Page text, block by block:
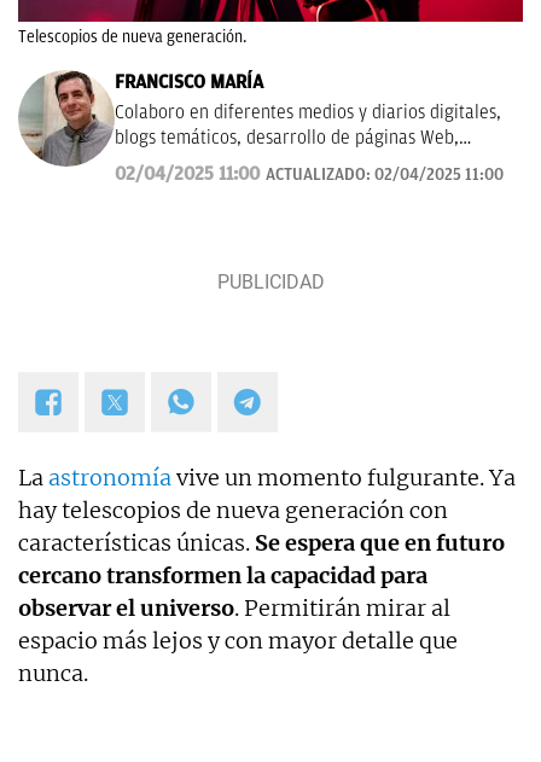
Telescopios de nueva generación.
FRANCISCO MARÍA
Colaboro en diferentes medios y diarios digitales,
blogs temáticos, desarrollo de páginas Web,
redacción de guías y manuales didácticos, textos
promocionales, campañas publicitarias y de
bien documentado y revisado, así como a la
02/04/2025 11:00 ACTUALIZADO: 02/04/2025 11:00
La astronomíavive un momento fulgurante. Ya
hay telescopios de nueva generación con
características únicas. Se espera que en futuro
cercano transformen la capacidad para
observar el universo. Permitirán mirar al
espacio más lejos y con mayor detalle que
nunca.